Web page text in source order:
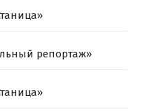
репортаж»